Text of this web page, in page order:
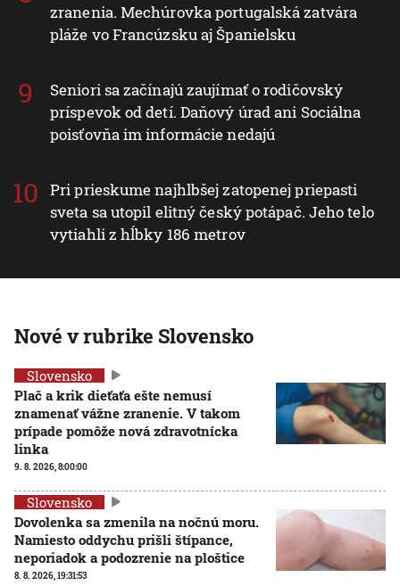
zranenia. Mechúrovka portugalská zatvára
pláže vo Francúzsku aj Španielsku
Seniori sa začínajú zaujímať o rodičovský
príspevok od detí. Daňový úrad ani Sociálna
poisťovňa im informácie nedajú
Pri prieskume najhlbšej zatopenej priepasti
sveta sa utopil elitný český potápač. Jeho telo
vytiahli z hĺbky 186 metrov
Nové v rubrike Slovensko
Slovensko
Plač a krik dieťaťa ešte nemusí
znamenať vážne zranenie. V takom
prípade pomôže nová zdravotnícka
linka
9. 8. 2026, 8:00:00
Slovensko
Dovolenka sa zmenila na nočnú moru.
Namiesto oddychu prišli štípance,
neporiadok a podozrenie na ploštice
8. 8. 2026, 19:31:53